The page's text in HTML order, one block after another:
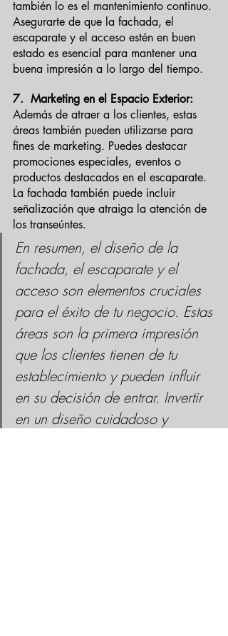
también lo es el mantenimiento continuo.
Asegurarte de que la fachada, el
escaparate y el acceso estén en buen
estado es esencial para mantener una
buena impresión a lo largo del tiempo.
7.  Marketing en el Espacio Exterior:
Además de atraer a los clientes, estas
áreas también pueden utilizarse para
fines de marketing. Puedes destacar
promociones especiales, eventos o
productos destacados en el escaparate.
La fachada también puede incluir
señalización que atraiga la atención de
los transeúntes.
En resumen, el diseño de la
fachada, el escaparate y el
acceso son elementos cruciales
para el éxito de tu negocio. Estas
áreas son la primera impresión
que los clientes tienen de tu
establecimiento y pueden influir
en su decisión de entrar. Invertir
en un diseño cuidadoso y